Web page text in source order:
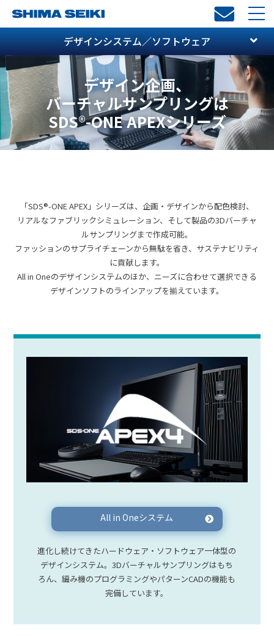
デザインシステム／ソフトウェア
デザイン企画、
バーチャルサンプリングは
SDS®-ONE APEXシリーズ
「SDS®-ONE APEX」シリーズは、企画・デザインから配色検討、
リアルなファブリックシミュレーション、そして製品の3Dバーチャ
ルサンプリングまで作成可能。
ファッションのサプライチェーンから無駄を省き、サステナビリティ
に貢献します。
All in Oneのデザインシステムのほか、ニーズに合わせて選択できる
デザインソフトのラインアップを揃えています。
All in Oneシステム
進化し続けてきたハードウェア・ソフトウェア一体型の
デザインシステム。3Dバーチャルサンプリングはもち
ろん、編み機のプログラミングやパターンCADの機能も
完備しています。